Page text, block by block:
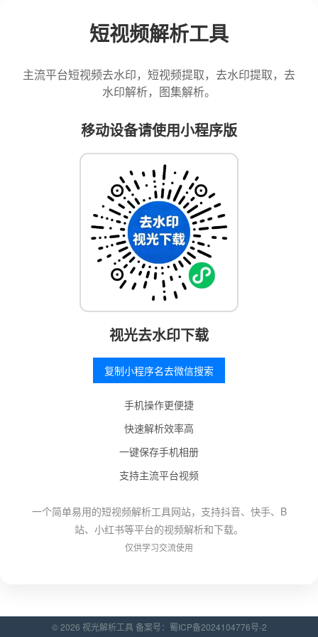
短视频解析工具
主流平台短视频去水印，短视频提取，去水印提取，去
水印解析，图集解析。
移动设备请使用小程序版
视光去水印下载
复制小程序名去微信搜索
手机操作更便捷
快速解析效率高
一键保存手机相册
支持主流平台视频
一个简单易用的短视频解析工具网站，支持抖音、快手、B
站、小红书等平台的视频解析和下载。
仅供学习交流使用
© 2026 视光解析工具 备案号： 蜀ICP备2024104776号-2